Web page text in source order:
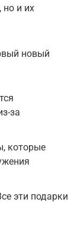
но и их
новый
за
которые
эти подарки